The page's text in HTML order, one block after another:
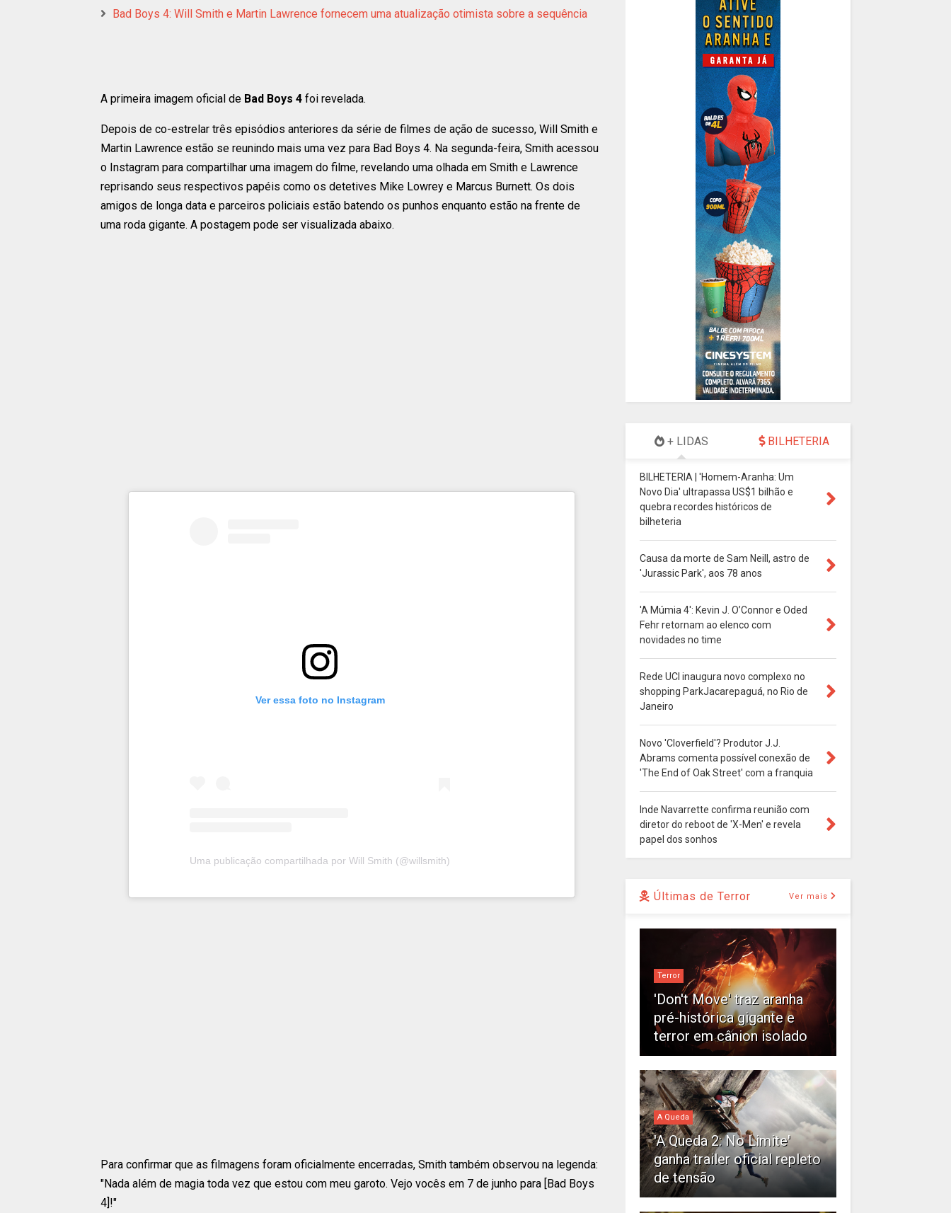
Bad Boys 4: Will Smith e Martin Lawrence fornecem uma atualização otimista sobre a sequência
A primeira imagem oficial de Bad Boys 4 foi revelada.
Depois de co-estrelar três episódios anteriores da série de filmes de ação de sucesso, Will Smith e
Martin Lawrence estão se reunindo mais uma vez para Bad Boys 4. Na segunda-feira, Smith acessou
o Instagram para compartilhar uma imagem do filme, revelando uma olhada em Smith e Lawrence
reprisando seus respectivos papéis como os detetives Mike Lowrey e Marcus Burnett. Os dois
amigos de longa data e parceiros policiais estão batendo os punhos enquanto estão na frente de
uma roda gigante. A postagem pode ser visualizada abaixo.
Ver essa foto no Instagram
Uma publicação compartilhada por Will Smith (@willsmith)
Para confirmar que as filmagens foram oficialmente encerradas, Smith também observou na legenda:
"Nada além de magia toda vez que estou com meu garoto. Vejo vocês em 7 de junho para [Bad Boys
4]!"
+ LIDAS BILHETERIA
BILHETERIA | 'Homem-Aranha: Um
Novo Dia' ultrapassa US$1 bilhão e
quebra recordes históricos de
bilheteria
Causa da morte de Sam Neill, astro de
'Jurassic Park', aos 78 anos
'A Múmia 4': Kevin J. O’Connor e Oded
Fehr retornam ao elenco com
novidades no time
Rede UCI inaugura novo complexo no
shopping ParkJacarepaguá, no Rio de
Janeiro
Novo 'Cloverfield'? Produtor J.J.
Abrams comenta possível conexão de
'The End of Oak Street' com a franquia
Inde Navarrette confirma reunião com
diretor do reboot de 'X-Men' e revela
papel dos sonhos
Últimas de Terror Ver mais
Terror
'Don't Move' traz aranha
pré-histórica gigante e
terror em cânion isolado
A Queda
'A Queda 2: No Limite'
ganha trailer oficial repleto
de tensão